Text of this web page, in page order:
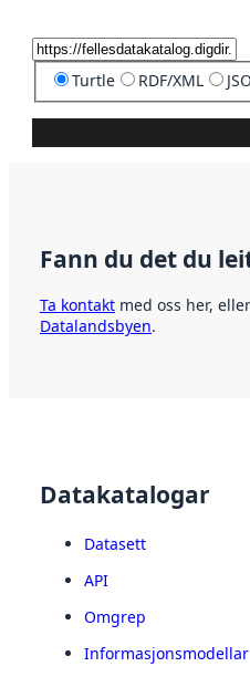
Turtle RDF/XML
Fann du det du
Ta kontakt med oss her,
Datalandsbyen.
Datakatalogar
Datasett
API
Omgrep
Informasjonsmodellar